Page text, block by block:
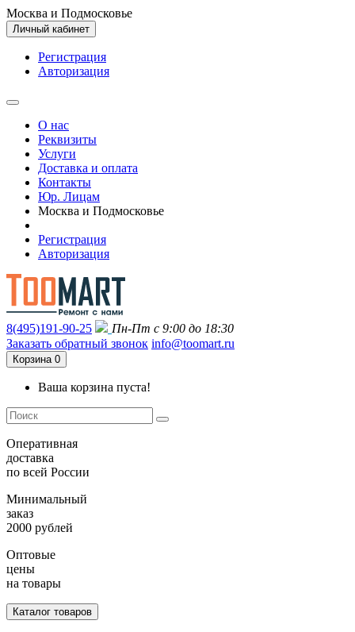
Москва и Подмосковье
Личный кабинет
Регистрация
Авторизация
О нас
Реквизиты
Услуги
Доставка и оплата
Контакты
Юр. Лицам
Москва и Подмосковье
Регистрация
Авторизация
8(495)191-90-25
Пн-Пт с 9:00 до 18:30
Заказать обратный звонок info@toomart.ru
Корзина 0
Ваша корзина пуста!
Оперативная
доставка
по всей России
Минимальный
заказ
2000 рублей
Оптовые
цены
на товары
Каталог товаров